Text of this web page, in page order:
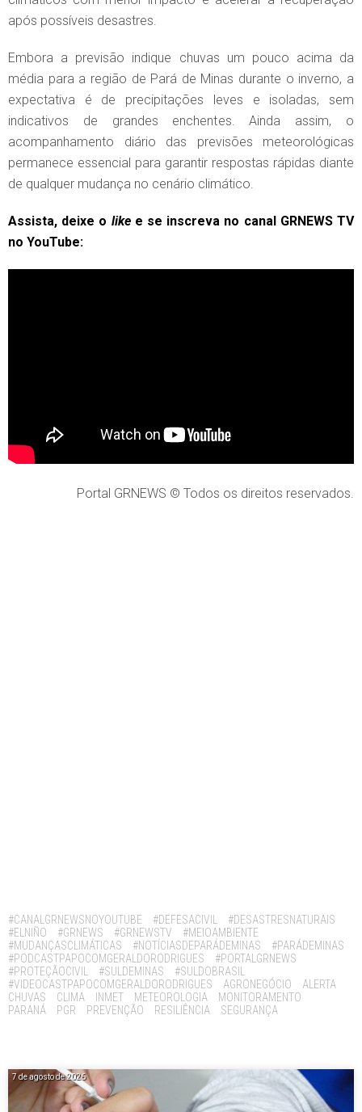
após possíveis desastres.
Embora a previsão indique chuvas um pouco acima da
média para a região de Pará de Minas durante o inverno, a
expectativa é de precipitações leves e isoladas, sem
indicativos de grandes enchentes. Ainda assim, o
acompanhamento diário das previsões meteorológicas
permanece essencial para garantir respostas rápidas diante
de qualquer mudança no cenário climático.
Assista, deixe o likee se inscreva no canal GRNEWS TV
no YouTube:
Portal GRNEWS © Todos os direitos reservados.
Tags:
#CANALGRNEWSNOYOUTUBE #DEFESACIVIL
#DESASTRESNATURAIS
#ELNIÑO
#GRNEWS #GRNEWSTV
#MEIOAMBIENTE
#MUDANÇASCLIMÁTICAS
#NOTÍCIASDEPARÁDEMINAS
#PARÁDEMINAS
#PODCASTPAPOCOMGERALDORODRIGUES
#PORTALGRNEWS
#PROTEÇÃOCIVIL
#SULDEMINAS
#SULDOBRASIL
#VIDEOCASTPAPOCOMGERALDORODRIGUES
AGRONEGÓCIO
ALERTA
CHUVAS
CLIMA INMET METEOROLOGIA
MONITORAMENTO
PARANÁ
PGR PREVENÇÃO RESILIÊNCIA SEGURANÇA
7 de agosto de 2026